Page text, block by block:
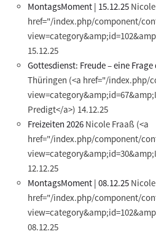
MontagsMoment | 15.12.25
href="/index.php/component/
15.12.25
Gottesdienst: Freude – eine
Thüringen (<a href="/index.php/
Predigt</a>) 14.12.25
Freizeiten 2026 Nicole Fraaß (<a
href="/index.php/component/
12.12.25
MontagsMoment | 08.12.25
href="/index.php/component/
08.12.25